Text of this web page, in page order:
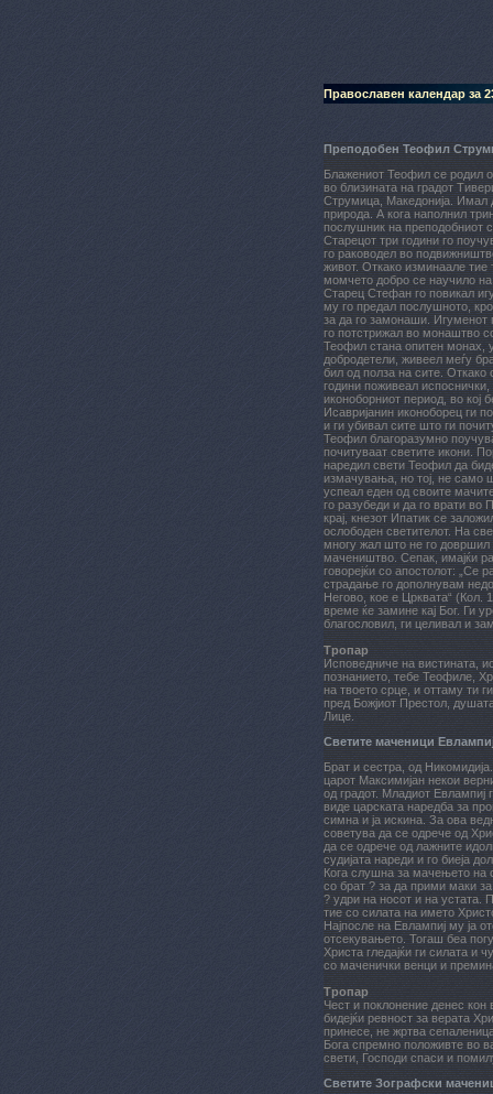
Православен календар за
Преподобен Теофил
Блажениот Теофил се родил
во близината на градот
Струмица, Македонија. Имал
природа. А кога наполнил
послушник на преподобниот
Старецот три години го
го раководел во
живот. Откако изминаале тие
момчето добро се научило
Старец Стефан го повикал
му го предал послушното,
за да го замонаши. Игуменот
го потстрижал во монаштво
Теофил стана опитен монах,
добродетели, живеел меѓу
бил од полза на сите. Откако
години поживеал испоснички,
иконоборниот период, во кој
Исавријанин иконоборец ги
и ги убивал сите што ги
Теофил благоразумно
почитуваат светите икони.
наредил свети Теофил да
измачувања, но тој, не само
успеал еден од своите
го разубеди и да го врати во
крај, кнезот Ипатик се
ослободен светителот. На
многу жал што не го довршил
мачеништво. Сепак, имајќи
говорејќи со апостолот: „Се
страдање го дополнувам
Негово, кое е Црквата“ (Кол.
време ќе замине кај Бог. Ги
благословил, ги целивал и
Тропар
Исповедниче на вистината,
познанието, тебе Теофиле,
на твоето срце, и оттаму ти
пред Божјиот Престол,
Лице.
Светите маченици
Брат и сестра, од
царот Максимијан некои
од градот. Младиот Евлампиј
виде царската наредба за
симна и ја искина. За ова
советува да се одрече од
да се одрече од лажните
судијата нареди и го биеја
Кога слушна за мачењето на
со брат ? за да прими маки
? удри на носoт и на устата.
тие со силата на името
Најпосле на Евлампиј му ја
отсекувањето. Тогаш беа
Христа гледајќи ги силата и
со маченички венци и
Тропар
Чест и поклонение денес
бидејќи ревност за верата
принесе, не жртва
Бога спремно положивте во
свети, Господи спаси и
Светите Зографски